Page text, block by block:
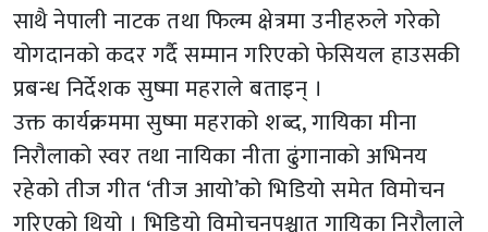
साथै नेपाली नाटक तथा फिल्म क्षेत्रमा उनीहरुले गरेको
योगदानको कदर गर्दै सम्मान गरिएको फेसियल हाउसकी
प्रबन्ध निर्देशक सुष्मा महराले बताइन् ।
उक्त कार्यक्रममा सुष्मा महराको शब्द, गायिका मीना
निरौलाको स्वर तथा नायिका नीता ढुंगानाको अभिनय
रहेको तीज गीत ‘तीज आयो’को भिडियो समेत विमोचन
गरिएको थियो । भिडियो विमोचनपश्चात गायिका निरौलाले